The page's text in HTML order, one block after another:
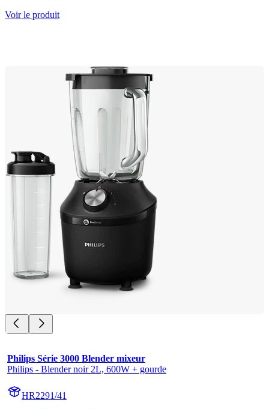
Voir le produit
Philips Série 3000 Blender mixeur
Philips - Blender noir 2L, 600W + gourde
HR2291/41